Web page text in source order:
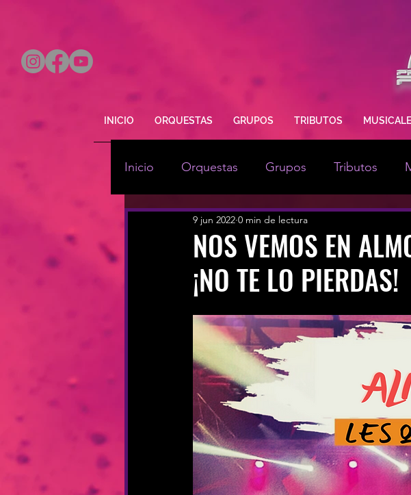
INICIO ORQUESTAS GRUPOS TRIBUTOS
Inicio Orquestas Grupos Tributos
Animación Bodas
NOS VEMOS EN
¡NO TE LO PIERDAS!
9 jun 2022 0 min de lectura